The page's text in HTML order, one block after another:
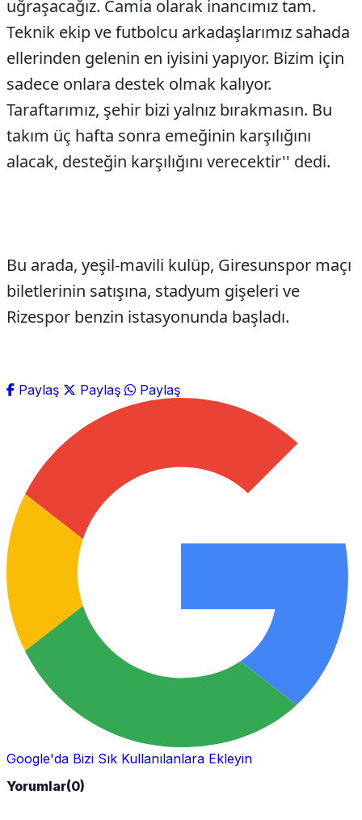
uğraşacağız. Camia olarak inancımız tam.
Teknik ekip ve futbolcu arkadaşlarımız sahada
ellerinden gelenin en iyisini yapıyor. Bizim için
sadece onlara destek olmak kalıyor.
Taraftarımız, şehir bizi yalnız bırakmasın. Bu
takım üç hafta sonra emeğinin karşılığını
alacak, desteğin karşılığını verecektir'' dedi.
Bu arada, yeşil-mavili kulüp, Giresunspor maçı
biletlerinin satışına, stadyum gişeleri ve
Rizespor benzin istasyonunda başladı.
Paylaş Paylaş Paylaş
Google'da Bizi Sık Kullanılanlara Ekleyin
Yorumlar(0)